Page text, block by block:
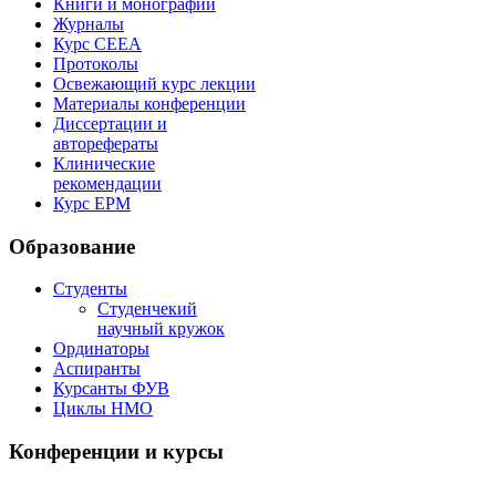
Журналы
Курс СЕЕА
Протоколы
Освежающий курс лекции
Материалы конференции
Диссертации и
авторефераты
Клинические
рекомендации
Курс EPM
Образование
Студенты
Студенчекий
научный кружок
Ординаторы
Аспиранты
Курсанты ФУВ
Циклы НМО
Конференции и курсы